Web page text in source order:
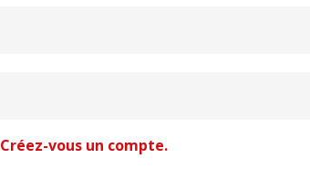
Créez-vous un compte.